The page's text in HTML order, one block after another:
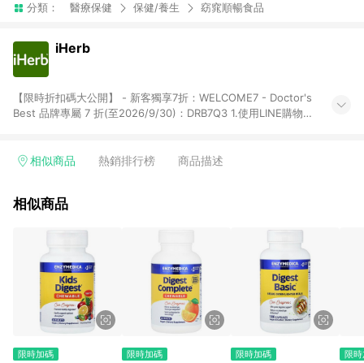
分類： 醫療保健 保健/養生 窈窕順暢食品
iHerb
【限時折扣碼大公開】 - 新客獨享7折：WELCOME7 - Doctor's
Best 品牌專屬 7 折(至2026/9/30)：DRB7Q3 1.使用LINE購物下
物頁面上提供的折扣碼，則不符合LINE POINTS 回饋資格（官方
碼或獎勵代碼 （會獲得獎勵金） 、英文數字亂數組合，如
息通知。 5.點數將於廠商出貨後，隔天起算85天後陸續確認發
送。 6.國際商家之商品金額及回饋點數依據將以商品未稅價格為
準。 7.國際商家之商品金額可能受匯率影響而有微幅差異。 8. 如
需確認訂單回饋資格，僅提供訂購後60天內的訂單查詢。 9.多筆
訂單連續下單 : 每一筆訂單皆需獨立從LINE購物完成跳轉，在您
完成一筆訂單的跳轉及結帳後，若需再次下單，請務必重新透過
相似商品 熱銷排行榜 商品描述
相似商品
限時加碼 限時加碼 限時加碼 限